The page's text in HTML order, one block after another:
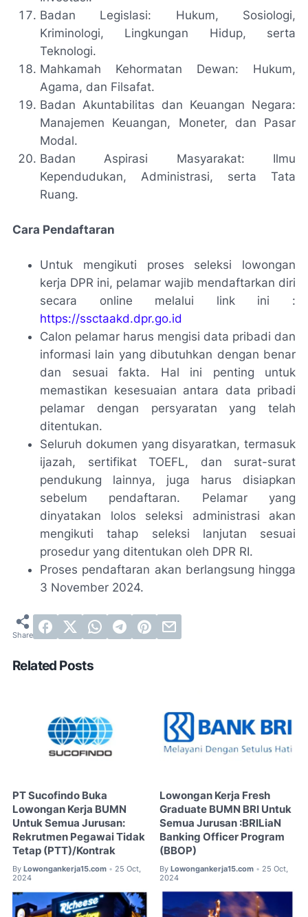
Badan Legislasi: Hukum, Sosiologi,
Kriminologi, Lingkungan Hidup, serta
Teknologi.
Mahkamah Kehormatan Dewan: Hukum,
Agama, dan Filsafat.
Badan Akuntabilitas dan Keuangan Negara:
Manajemen Keuangan, Moneter, dan Pasar
Modal.
Badan Aspirasi Masyarakat: Ilmu
Kependudukan, Administrasi, serta Tata
Ruang.
Cara Pendaftaran
Untuk mengikuti proses seleksi lowongan
kerja DPR ini, pelamar wajib mendaftarkan diri
secara online melalui link ini :
https://ssctaakd.dpr.go.id
Calon pelamar harus mengisi data pribadi dan
informasi lain yang dibutuhkan dengan benar
dan sesuai fakta. Hal ini penting untuk
memastikan kesesuaian antara data pribadi
pelamar dengan persyaratan yang telah
ditentukan.
Seluruh dokumen yang disyaratkan, termasuk
ijazah, sertifikat TOEFL, dan surat-surat
pendukung lainnya, juga harus disiapkan
sebelum pendaftaran. Pelamar yang
dinyatakan lolos seleksi administrasi akan
mengikuti tahap seleksi lanjutan sesuai
prosedur yang ditentukan oleh DPR RI.
Proses pendaftaran akan berlangsung hingga
3 November 2024.
Related Posts
PT Sucofindo Buka
Lowongan Kerja BUMN
Untuk Semua Jurusan:
Rekrutmen Pegawai Tidak
Tetap (PTT)/Kontrak
By Lowongankerja15.com • 25 Oct,
2024
Lowongan Kerja Fresh
Graduate BUMN BRI Untuk
Semua Jurusan :BRILiaN
Banking Officer Program
(BBOP)
By Lowongankerja15.com • 25 Oct,
2024